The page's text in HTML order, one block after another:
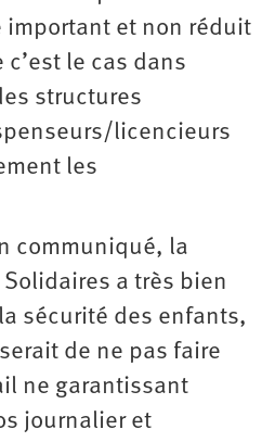
important et non réduit
le cas dans
structures
licencieurs
les
communiqué, la
a très bien
sécurité des enfants,
de ne pas faire
ne garantissant
journalier et